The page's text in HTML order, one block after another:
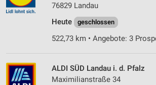
76829 Landau
Heute
geschlossen
522,73 km • Angebote: 3
ALDI SÜD Landau i. d. Pfalz
Maximilianstraße 34